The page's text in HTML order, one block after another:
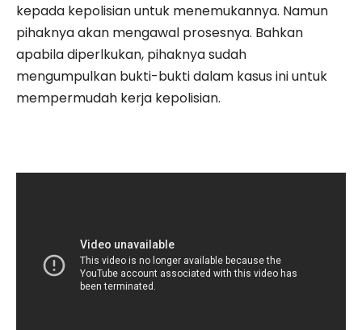
kepada kepolisian untuk menemukannya. Namun
pihaknya akan mengawal prosesnya. Bahkan
apabila diperlkukan, pihaknya sudah
mengumpulkan bukti-bukti dalam kasus ini untuk
mempermudah kerja kepolisian.